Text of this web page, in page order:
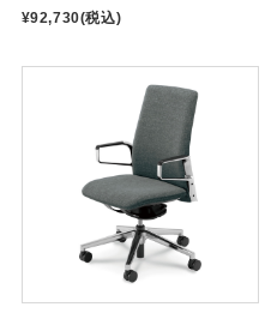
¥92,730(税込)